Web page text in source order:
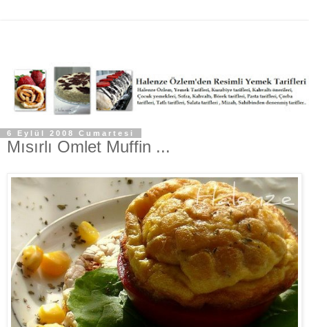
6 Eylül 2008 Cumartesi
Mısırlı Omlet Muffin ...